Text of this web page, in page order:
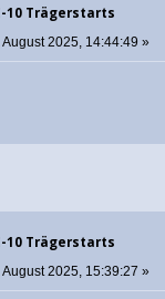
10 Trägerstarts
August 2025, 14:44:49 »
10 Trägerstarts
August 2025, 15:39:27 »